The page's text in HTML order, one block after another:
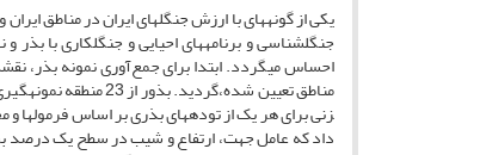
یکی از گونه­های با ارزش جنگل­های ایران در مناطق
جنگل­شناسی و برنامه­های احیایی و جنگل­کاری با
احساس می­گردد. ابتدا برای جمع‌آوری نمونه بذر،
زنی برای هر یک از توده­های بذری بر اساس فرمول­ها و
داد که عامل جهت‏‏، ارتفاع و شیب در سطح یک درصد بر